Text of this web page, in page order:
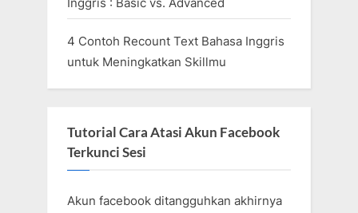
4 Contoh Recount Text Bahasa Inggris
untuk Meningkatkan Skillmu
Tutorial Cara Atasi Akun Facebook
Terkunci Sesi
Akun facebook ditangguhkan akhirnya